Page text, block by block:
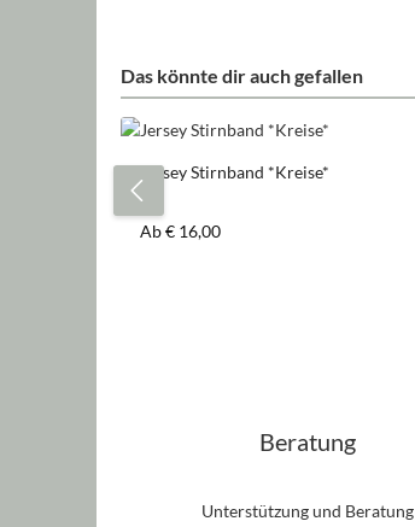
Das könnte dir auch gefallen
Produktgalerie überspringen
Jersey Stirnband *Kreise*
Regulärer Preis:
Ab€ 16,00
Beratung
Unterstützung und Beratung